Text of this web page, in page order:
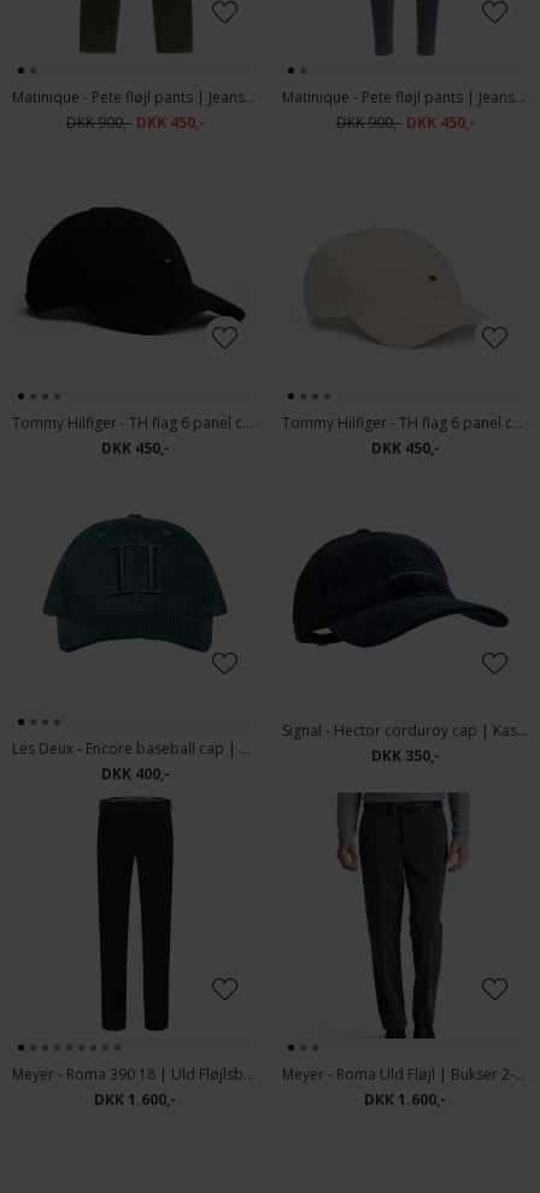
Matinique - Pete fløjl pants | Jeans Olive Night
DKK 900,- DKK 450,-
Matinique - Pete fløjl pants | Jeans Stormy Weather
DKK 900,- DKK 450,-
Tommy Hilfiger - TH flag 6 panel cord cap | Kasket Black
DKK 450,-
Tommy Hilfiger - TH flag 6 panel cord cap | Kasket Classic Beige
DKK 450,-
Les Deux - Encore baseball cap | Kasket Pine Green
DKK 400,-
Signal - Hector corduroy cap | Kasket Fløjl Marineblå
DKK 350,-
Meyer - Roma 390 18 | Uld Fløjlsbuks Marineblå
DKK 1.600,-
Meyer - Roma Uld Fløjl | Bukser 2-390 Grå
DKK 1.600,-